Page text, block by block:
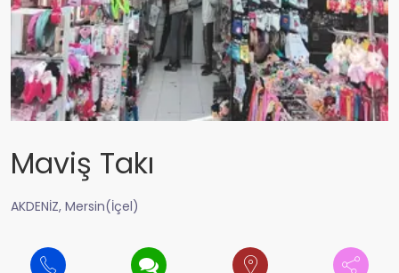
Maviş Takı
AKDENİZ, Mersin(İçel)